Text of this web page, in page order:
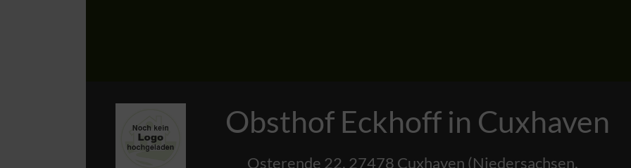
Obsthof Eckhoff in Cuxhaven
Osterende 22, 27478 Cuxhaven (Niedersachsen,